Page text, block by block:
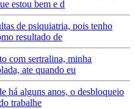
estou bem e d
de psiquiatria, pois tenho
resultado de
com sertralina, minha
ate quando eu
há alguns anos, o desbloqueio
trabalhe